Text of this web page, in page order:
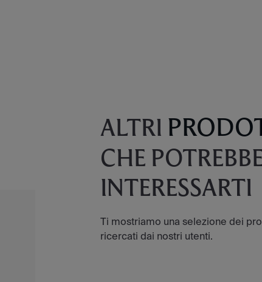
ALTRI
CHE
INTERESSARTI
Ti mostriamo una selezione dei
ricercati dai nostri utenti.